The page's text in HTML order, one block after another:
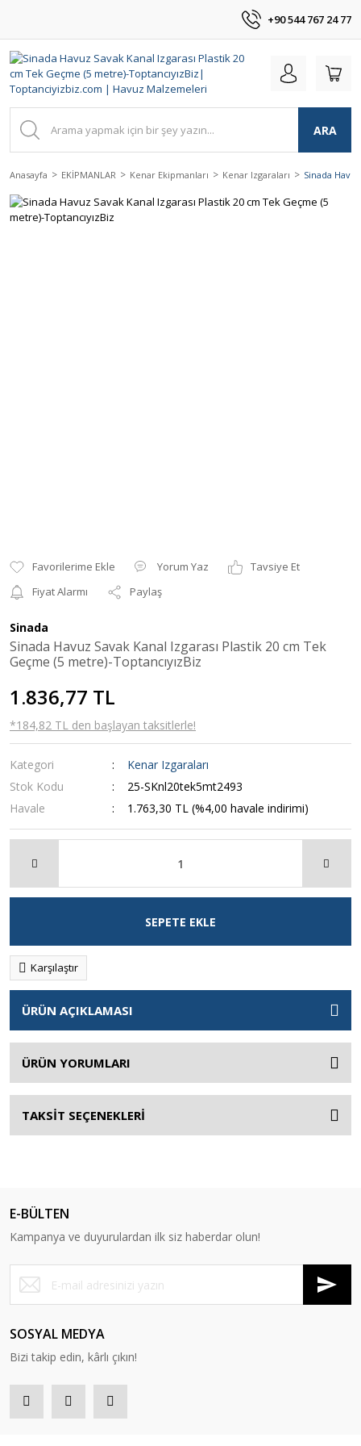
+90 544 767 24 77
ARA
Anasayfa EKİPMANLAR Kenar Ekipmanları Kenar Izgaraları Sinada
Yorum Yaz
Tavsiye Et
Fiyat Alarmı
Paylaş
Sinada
Sinada Havuz Savak Kanal Izgarası Plastik 20 cm Tek
Geçme (5 metre)-ToptancıyızBiz
1.836,77 TL
*184,82 TL den başlayan taksitlerle!
Kategori
Kenar Izgaraları
Stok Kodu
25-SKnl20tek5mt2493
Havale
1.763,30 TL (%4,00 havale indirimi)
SEPETE EKLE
Karşılaştır
ÜRÜN AÇIKLAMASI
ÜRÜN YORUMLARI
TAKSİT SEÇENEKLERİ
E-BÜLTEN
Kampanya ve duyurulardan ilk siz haberdar olun!
SOSYAL MEDYA
Bizi takip edin, kârlı çıkın!